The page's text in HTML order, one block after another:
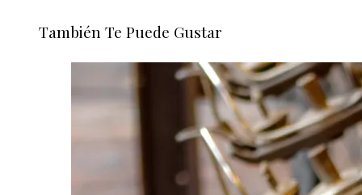
También Te Puede Gustar